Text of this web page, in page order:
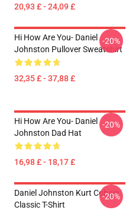
20,93 £ - 24,09 £
Hi How Are You- Daniel
Johnston Pullover Sweatshirt
32,35 £ - 37,88 £
-20%
Hi How Are You- Daniel
Johnston Dad Hat
16,98 £ - 18,17 £
-20%
Daniel Johnston Kurt Cobain
Classic T-Shirt
-20%